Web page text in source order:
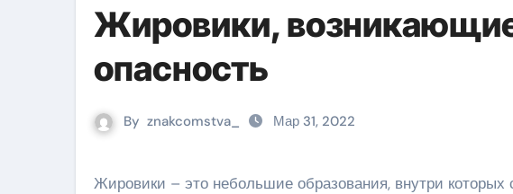
Жировики,
опасность
By znakcomstva_ Мар 31, 2022
Жировики – это небольшие образования, внутри которых светлое плотное содержимое. Могут